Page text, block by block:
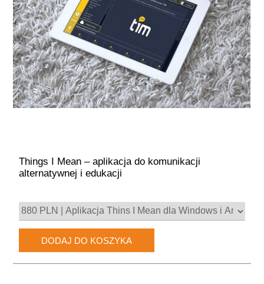
Things I Mean – aplikacja do komunikacji
alternatywnej i edukacji